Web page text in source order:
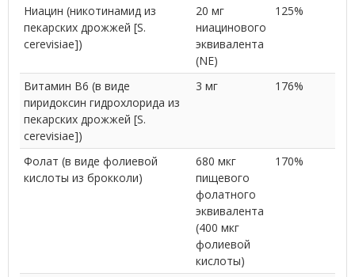
Ниацин (никотинамид из
пекарских дрожжей [S.
cerevisiae])
20 мг
ниацинового
эквивалента
(NE)
125%
Витамин B6 (в виде
пиридоксин гидрохлорида из
пекарских дрожжей [S.
cerevisiae])
3 мг 176%
Фолат (в виде фолиевой
кислоты из брокколи)
680 мкг
пищевого
фолатного
эквивалента
(400 мкг
фолиевой
кислоты)
170%